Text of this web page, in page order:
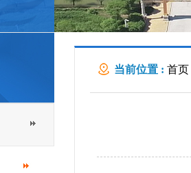
当前位置 : 首页